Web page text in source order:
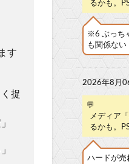
す
捉
るかも。
※6 ぶっち
も関係ない
2026年8月
💬
メディア
るかも。
ハードが売